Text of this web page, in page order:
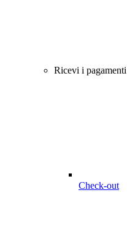
Ricevi i pagamenti
Check-out